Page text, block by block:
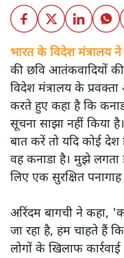
भारत के विदेश मंत्रालय ने
की छवि आतंकवादियों की
विदेश मंत्रालय के
करते हुए कहा है कि
सूचना साझा नहीं किया
बात करें तो यदि कोई
वह कनाडा है। मुझे
लिए एक सुरक्षित
अरिंदम बागची ने कहा,
जा रहा है, हम चाहते हैं
लोगों के खिलाफ